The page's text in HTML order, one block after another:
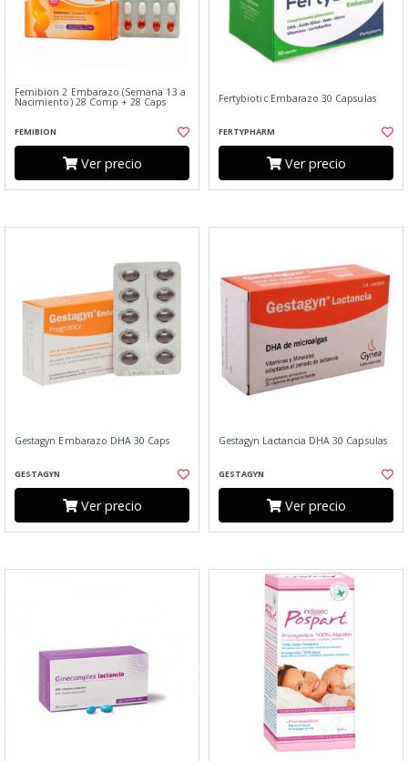
Femibion 2 Embarazo (Semana 13 a
Nacimiento) 28 Comp + 28 Caps
FEMIBION
Ver precio
Fertybiotic Embarazo 30 Capsulas
FERTYPHARM
Ver precio
Gestagyn Embarazo DHA 30 Caps
GESTAGYN
Ver precio
Gestagyn Lactancia DHA 30 Capsulas
GESTAGYN
Ver precio